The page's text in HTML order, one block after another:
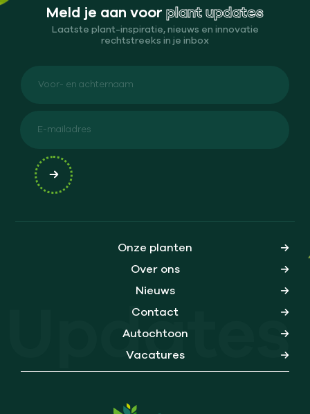
Updates
Meld je aan voor plant updates
Laatste plant-inspiratie, nieuws en innovatie
rechtstreeks in je inbox
Onze planten
Over ons
Nieuws
Contact
Autochtoon
Vacatures